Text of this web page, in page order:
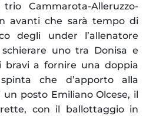
trio Cammarota-Alleruzzo-
avanti che sarà tempo di
degli under l’allenatore
uno tra Donisa e
bravi a fornire una doppia
che d’apporto alla
posto Emiliano Olcese, il
con il ballottaggio in